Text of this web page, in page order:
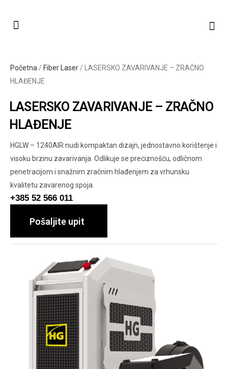
Početna / Fiber Laser / LASERSKO ZAVARIVANJE – ZRAČNO
HLAĐENJE
LASERSKO ZAVARIVANJE – ZRAČNO
HLAĐENJE
HGLW – 1240AIR nudi kompaktan dizajn, jednostavno korištenje i
visoku brzinu zavarivanja. Odlikuje se preciznošću, odličnom
penetracijom i snažnim zračnim hlađenjem za vrhunsku
kvalitetu zavarenog spoja.
Pošaljite upit
+385 52 566 011